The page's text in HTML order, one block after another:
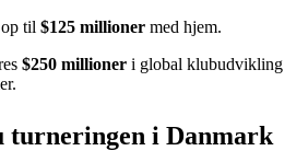
til $125 millioner med hjem.
$250 millioner i global klubudvikling
turneringen i Danmark